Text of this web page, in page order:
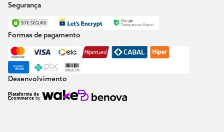
Segurança
Formas de pagamento
Desenvolvimento